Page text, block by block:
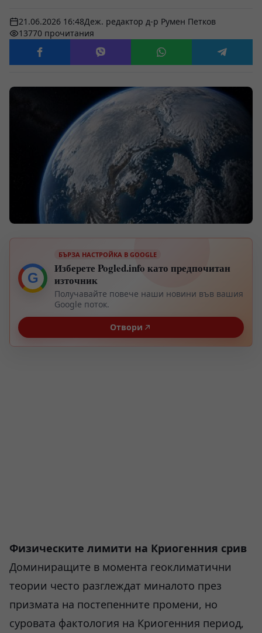
21.06.2026 16:48Деж. редактор д-р Румен Петков
13770 прочитания
G
БЪРЗА НАСТРОЙКА В GOOGLE
Изберете Pogled.info като предпочитан
източник
Получавайте повече наши новини във вашия
Google поток.
Отвори
Физическите лимити на Криогенния срив
Доминиращите в момента геоклиматични
теории често разглеждат миналото през
призмата на постепенните промени, но
суровата фактология на Криогенния период,